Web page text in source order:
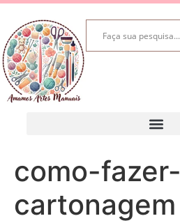
como-fazer-
cartonagem